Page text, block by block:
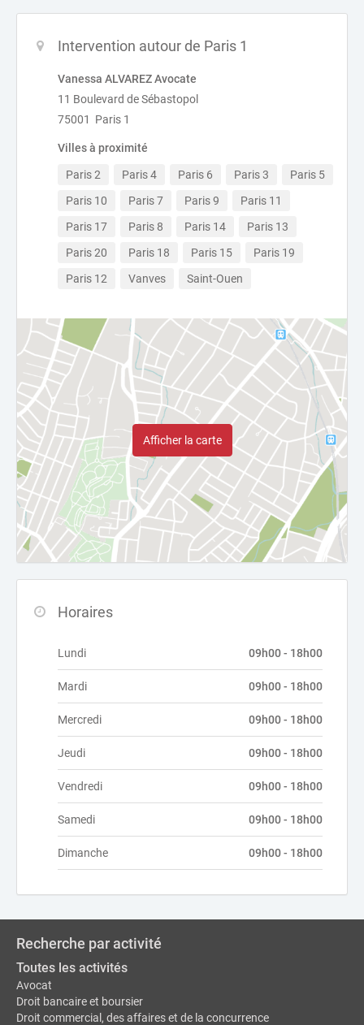
Intervention autour de Paris 1
Vanessa ALVAREZ Avocate
11 Boulevard de Sébastopol
75001 Paris 1
Villes à proximité
Paris 2 Paris 4 Paris 6 Paris 3
Paris 5
Paris 10
Paris 7 Paris 9
Paris 11
Paris 17
Paris 8 Paris 14
Paris 13
Paris 20
Paris 18 Paris 15
Paris 19
Paris 12
Vanves Saint-Ouen
Afficher la carte
Horaires
Lundi 09h00 - 18h00
Mardi 09h00 - 18h00
Mercredi 09h00 - 18h00
Jeudi 09h00 - 18h00
Vendredi 09h00 - 18h00
Samedi 09h00 - 18h00
Dimanche 09h00 - 18h00
Recherche par activité
Toutes les activités
Avocat
Droit bancaire et boursier
Droit commercial, des affaires et de la concurrence